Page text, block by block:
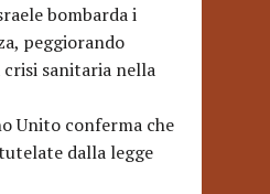
bombarda i
peggiorando
sanitaria nella
Unito conferma che
dalla legge